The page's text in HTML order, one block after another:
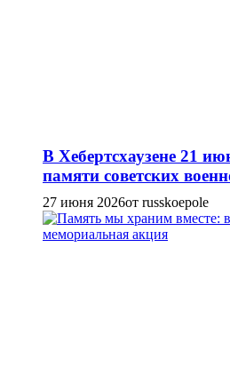
В Хебертсхаузене 21
памяти советских
27 июня 2026от russkoepole